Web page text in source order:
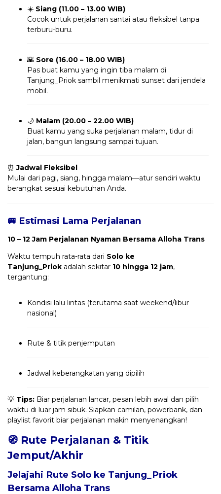
☀️ Siang (11.00 – 13.00 WIB)
Cocok untuk perjalanan santai atau fleksibel tanpa
terburu-buru.
🌇 Sore (16.00 – 18.00 WIB)
Pas buat kamu yang ingin tiba malam di
Tanjung_Priok sambil menikmati sunset dari jendela
mobil.
🌙 Malam (20.00 – 22.00 WIB)
Buat kamu yang suka perjalanan malam, tidur di
jalan, bangun langsung sampai tujuan.
⏰Jadwal Fleksibel
Mulai dari pagi, siang, hingga malam—atur sendiri waktu
berangkat sesuai kebutuhan Anda.
🚐 Estimasi Lama Perjalanan
10 – 12 Jam Perjalanan Nyaman Bersama Alloha Trans
Waktu tempuh rata-rata dari Solo ke
Tanjung_Priok adalah sekitar 10 hingga 12 jam,
tergantung:
Kondisi lalu lintas (terutama saat weekend/libur
nasional)
Rute & titik penjemputan
Jadwal keberangkatan yang dipilih
💡 Tips: Biar perjalanan lancar, pesan lebih awal dan pilih
waktu di luar jam sibuk. Siapkan camilan, powerbank, dan
playlist favorit biar perjalanan makin menyenangkan!
🧭 Rute Perjalanan & Titik
Jemput/Akhir
Jelajahi Rute Solo ke Tanjung_Priok
Bersama Alloha Trans